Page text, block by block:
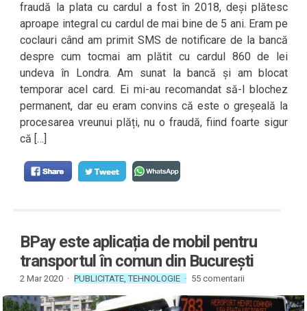
fraudă la plata cu cardul a fost în 2018, deși plătesc
aproape integral cu cardul de mai bine de 5 ani. Eram pe
coclauri când am primit SMS de notificare de la bancă
despre cum tocmai am plătit cu cardul 860 de lei
undeva în Londra. Am sunat la bancă și am blocat
temporar acel card. Ei mi-au recomandat să-l blochez
permanent, dar eu eram convins că este o greșeală la
procesarea vreunui plăți, nu o fraudă, fiind foarte sigur
că […]
BPay este aplicația de mobil pentru
transportul în comun din București
2 Mar 2020 · PUBLICITATE,TEHNOLOGIE · 55 comentarii